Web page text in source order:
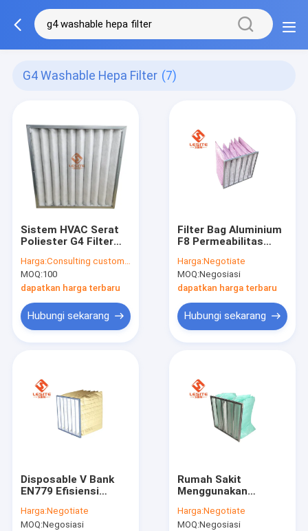
G4 Washable Hepa Filter (7)
Sistem HVAC Serat
Poliester G4 Filter
Dapat Dicuci
Harga:Consulting customer service
MOQ:100
dapatkan harga terbaru
Hubungi sekarang
Filter Bag Aluminium
F8 Permeabilitas
Untuk Ruang Non
Debu
Harga:Negotiate
MOQ:Negosiasi
dapatkan harga terbaru
Hubungi sekarang
Disposable V Bank
EN779 Efisiensi
Sintetis
Harga:Negotiate
MOQ:Negosiasi
Rumah Sakit
Menggunakan
Frame Fiberglass F8
Bag Filter Untuk AC
Harga:Negotiate
MOQ:Negosiasi